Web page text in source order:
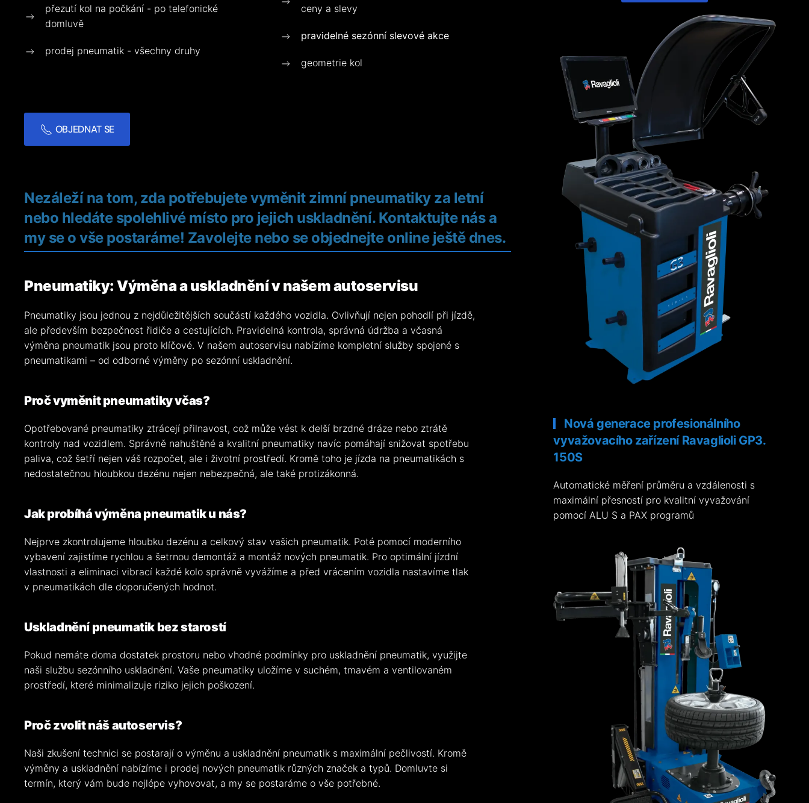
přezutí kol na počkání - po telefonické
domluvě
prodej pneumatik - všechny druhy
ceny a slevy
pravidelné sezónní slevové akce
geometrie kol
OBJEDNAT SE
Nezáleží na tom, zda potřebujete vyměnit zimní pneumatiky za letní
nebo hledáte spolehlivé místo pro jejich uskladnění. Kontaktujte nás a
my se o vše postaráme! Zavolejte nebo se objednejte online ještě dnes.
Pneumatiky: Výměna a uskladnění v našem autoservisu
Pneumatiky jsou jednou z nejdůležitějších součástí každého vozidla. Ovlivňují nejen pohodlí při jízdě,
ale především bezpečnost řidiče a cestujících. Pravidelná kontrola, správná údržba a včasná
výměna pneumatik jsou proto klíčové. V našem autoservisu nabízíme kompletní služby spojené s
pneumatikami – od odborné výměny po sezónní uskladnění.
Proč vyměnit pneumatiky včas?
Opotřebované pneumatiky ztrácejí přilnavost, což může vést k delší brzdné dráze nebo ztrátě
kontroly nad vozidlem. Správně nahuštěné a kvalitní pneumatiky navíc pomáhají snižovat spotřebu
paliva, což šetří nejen váš rozpočet, ale i životní prostředí. Kromě toho je jízda na pneumatikách s
nedostatečnou hloubkou dezénu nejen nebezpečná, ale také protizákonná.
Jak probíhá výměna pneumatik u nás?
Nejprve zkontrolujeme hloubku dezénu a celkový stav vašich pneumatik. Poté pomocí moderního
vybavení zajistíme rychlou a šetrnou demontáž a montáž nových pneumatik. Pro optimální jízdní
vlastnosti a eliminaci vibrací každé kolo správně vyvážíme a před vrácením vozidla nastavíme tlak
v pneumatikách dle doporučených hodnot.
Uskladnění pneumatik bez starostí
Pokud nemáte doma dostatek prostoru nebo vhodné podmínky pro uskladnění pneumatik, využijte
naši službu sezónního uskladnění. Vaše pneumatiky uložíme v suchém, tmavém a ventilovaném
prostředí, které minimalizuje riziko jejich poškození.
Proč zvolit náš autoservis?
Naši zkušení technici se postarají o výměnu a uskladnění pneumatik s maximální pečlivostí. Kromě
výměny a uskladnění nabízíme i prodej nových pneumatik různých značek a typů. Domluvte si
termín, který vám bude nejlépe vyhovovat, a my se postaráme o vše potřebné.
Nová generace profesionálního
vyvažovacího zařízení Ravaglioli GP3.
150S
Automatické měření průměru a vzdálenosti s
maximální přesností pro kvalitní vyvažování
pomocí ALU S a PAX programů